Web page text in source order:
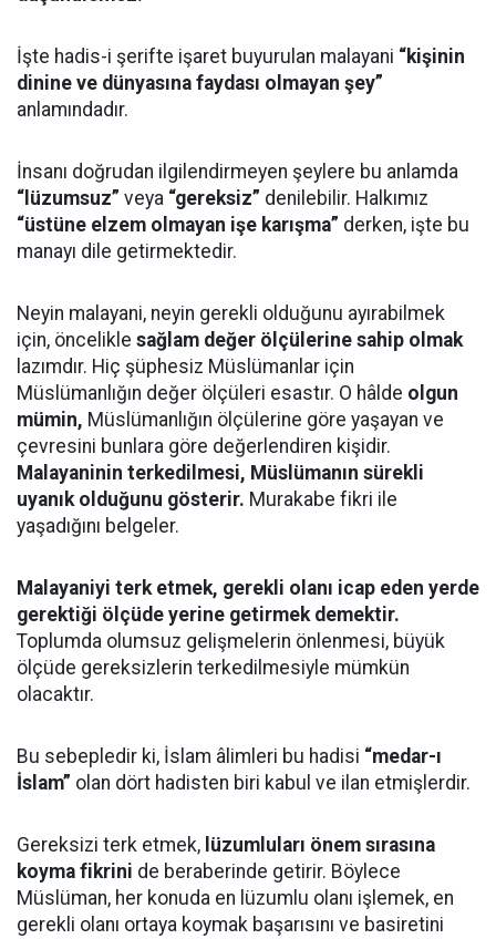
İşte hadis-i şerifte işaret buyurulan malayani “kişinin
dinine ve dünyasına faydası olmayan şey”
anlamındadır.
İnsanı doğrudan ilgilendirmeyen şeylere bu anlamda
“lüzumsuz” veya “gereksiz” denilebilir. Halkımız
“üstüne elzem olmayan işe karışma” derken, işte bu
manayı dile getirmektedir.
Neyin malayani, neyin gerekli olduğunu ayırabilmek
için, öncelikle sağlam değer ölçülerine sahip olmak
lazımdır. Hiç şüphesiz Müslümanlar için
Müslümanlığın değer ölçüleri esastır. O hâlde olgun
mümin, Müslümanlığın ölçülerine göre yaşayan ve
çevresini bunlara göre değerlendiren kişidir.
Malayaninin terkedilmesi, Müslümanın sürekli
uyanık olduğunu gösterir. Murakabe fikri ile
yaşadığını belgeler.
Malayaniyi terk etmek, gerekli olanı icap eden yerde
gerektiği ölçüde yerine getirmek demektir.
Toplumda olumsuz gelişmelerin önlenmesi, büyük
ölçüde gereksizlerin terkedilmesiyle mümkün
olacaktır.
Bu sebepledir ki, İslam âlimleri bu hadisi “medar-ı
İslam” olan dört hadisten biri kabul ve ilan etmişlerdir.
Gereksizi terk etmek, lüzumluları önem sırasına
koyma fikrini de beraberinde getirir. Böylece
Müslüman, her konuda en lüzumlu olanı işlemek, en
gerekli olanı ortaya koymak başarısını ve basiretini